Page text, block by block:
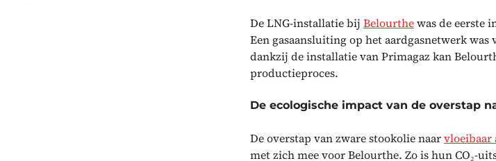
De LNG-installatie bij Belourthewas de eerste
Een gasaansluiting op het aardgasnetwerk
dankzij de installatie van Primagaz kan
productieproces.
De ecologische impact van de overstap
De overstap van zware stookolie naarvloeibaar
met zich mee voor Belourthe. Zo is hun CO₂-